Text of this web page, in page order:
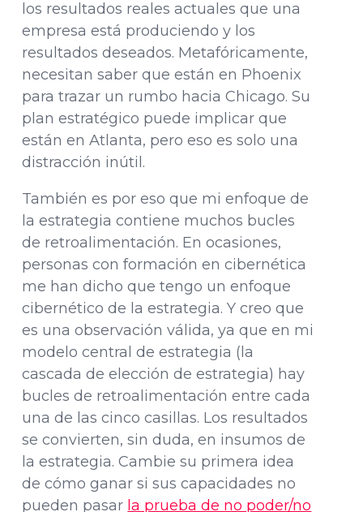
los resultados reales actuales que una
empresa está produciendo y los
resultados deseados. Metafóricamente,
necesitan saber que están en Phoenix
para trazar un rumbo hacia Chicago. Su
plan estratégico puede implicar que
están en Atlanta, pero eso es solo una
distracción inútil.
También es por eso que mi enfoque de
la estrategia contiene muchos bucles
de retroalimentación. En ocasiones,
personas con formación en cibernética
me han dicho que tengo un enfoque
cibernético de la estrategia. Y creo que
es una observación válida, ya que en mi
modelo central de estrategia (la
cascada de elección de estrategia) hay
bucles de retroalimentación entre cada
una de las cinco casillas. Los resultados
se convierten, sin duda, en insumos de
la estrategia. Cambie su primera idea
de cómo ganar si sus capacidades no
pueden pasar la prueba de no poder/no